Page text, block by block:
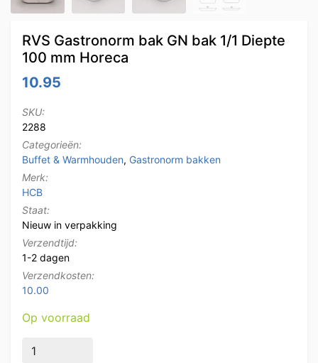
RVS Gastronorm bak GN bak 1/1 Diepte
100 mm Horeca
10.95
SKU:
2288
Categorieën:
Buffet & Warmhouden, Gastronorm bakken
Merk:
HCB
Staat:
Nieuw in verpakking
Verzendtijd:
1-2 dagen
Verzendkosten:
10.00
Op voorraad
RVS Gastronorm bak GN bak 1/1 Diepte 100 mm